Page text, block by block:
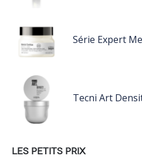
Série Expert
Tecni Art
LES PETITS PRIX